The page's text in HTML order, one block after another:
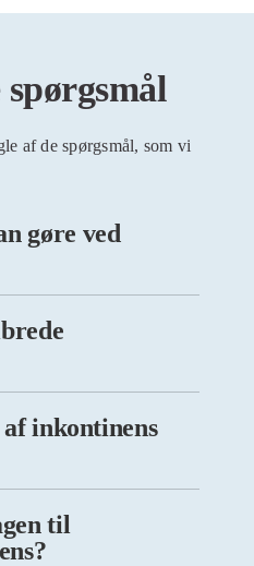
af de spørgsmål, som vi
gøre ved
inkontinens
til